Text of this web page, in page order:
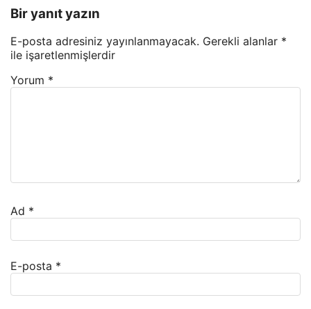
Bir yanıt yazın
E-posta adresiniz yayınlanmayacak. Gerekli alanlar *
ile işaretlenmişlerdir
Yorum *
Ad *
E-posta *